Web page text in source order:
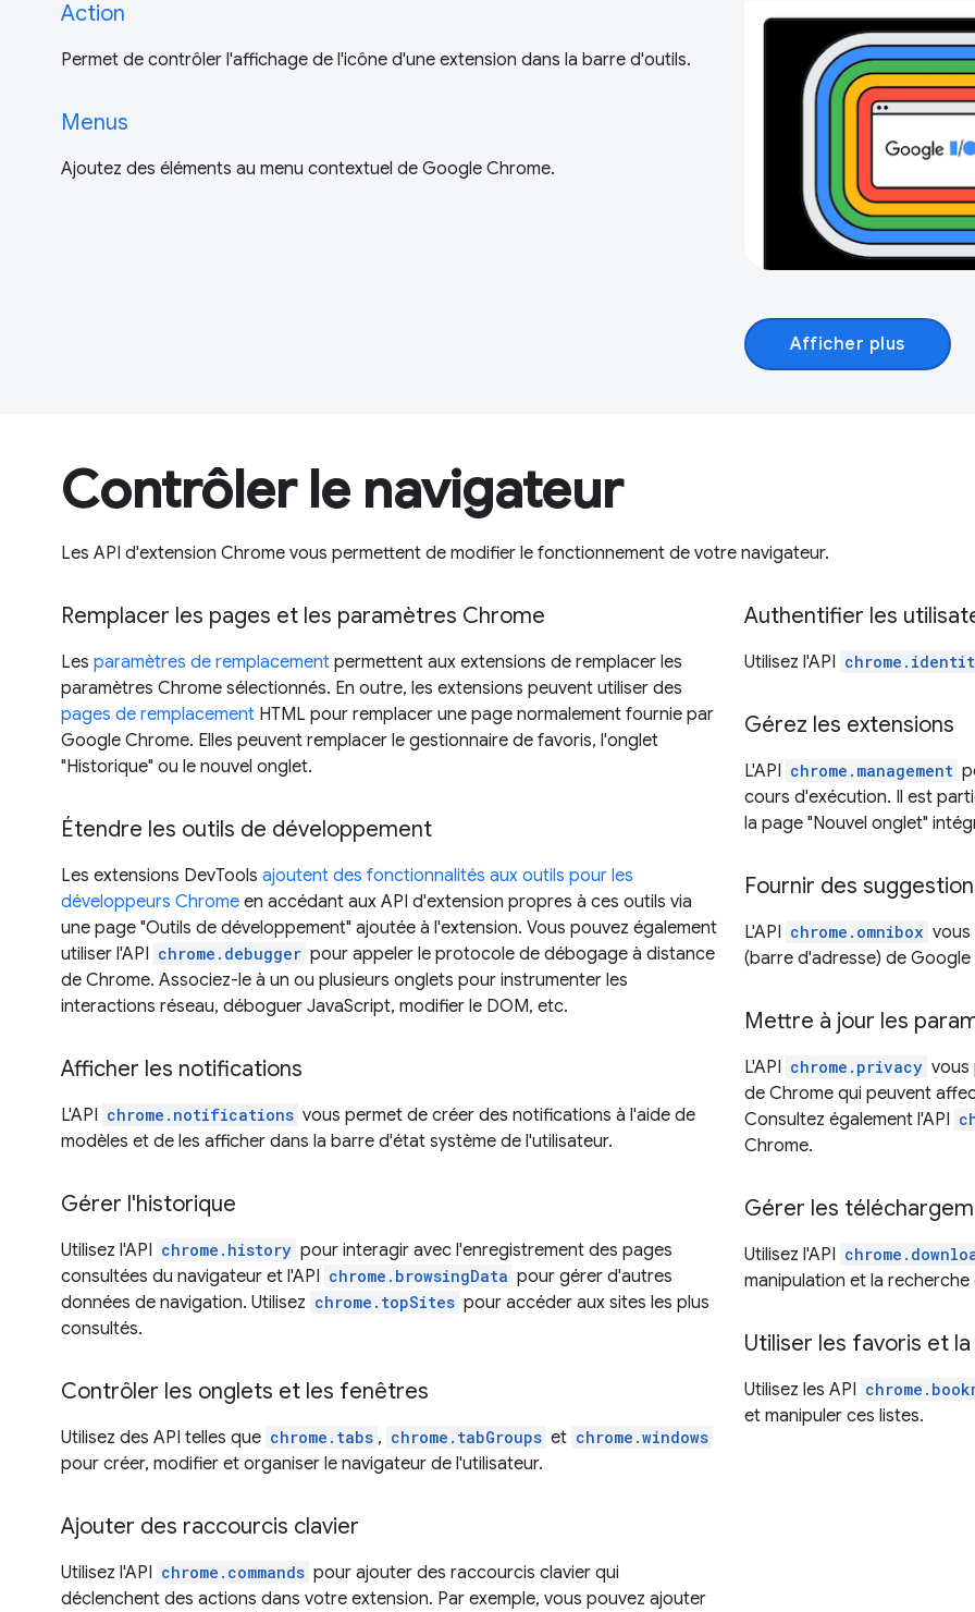
Action
Permet de contrôler l'affichage de l'icône d'une extension dans la barre d'outils.
Menus
Ajoutez des éléments au menu contextuel de Google Chrome.
Afficher plus
Contrôler le navigateur
Les API d'extension Chrome vous permettent de modifier le fonctionnement de votre navigateur.
Remplacer les pages et les paramètres Chrome
Les paramètres de remplacement permettent aux extensions de remplacer les
paramètres Chrome sélectionnés. En outre, les extensions peuvent utiliser des
pages de remplacement HTML pour remplacer une page normalement fournie par
Google Chrome. Elles peuvent remplacer le gestionnaire de favoris, l'onglet
"Historique" ou le nouvel onglet.
Étendre les outils de développement
Les extensions DevTools ajoutent des fonctionnalités aux outils pour les
développeurs Chrome en accédant aux API d'extension propres à ces outils via
une page "Outils de développement" ajoutée à l'extension. Vous pouvez également
utiliser l'API chrome.debugger pour appeler le protocole de débogage à distance
de Chrome. Associez-le à un ou plusieurs onglets pour instrumenter les
interactions réseau, déboguer JavaScript, modifier le DOM, etc.
Afficher les notifications
L'API chrome.notifications vous permet de créer des notifications à l'aide de
modèles et de les afficher dans la barre d'état système de l'utilisateur.
Gérer l'historique
Utilisez l'API chrome.history pour interagir avec l'enregistrement des pages
consultées du navigateur et l'API chrome.browsingData pour gérer d'autres
données de navigation. Utilisez chrome.topSites pour accéder aux sites les plus
consultés.
Contrôler les onglets et les fenêtres
Utilisez des API telles que chrome.tabs , chrome.tabGroups et chrome.windows
pour créer, modifier et organiser le navigateur de l'utilisateur.
Ajouter des raccourcis clavier
Utilisez l'API chrome.commands pour ajouter des raccourcis clavier qui
déclenchent des actions dans votre extension. Par exemple, vous pouvez ajouter
Authentifier les
Utilisez l'API
Gérez les extensions
L'API chrome.management
cours d'exécution. Il est
la page "Nouvel onglet"
Fournir des
L'API chrome.omnibox vous
(barre d'adresse) de Google
Mettre à jour les
L'API chrome.privacy vous
de Chrome qui peuvent
Consultez également l'API
Chrome.
Gérer les
Utilisez l'API
manipulation et la
Utiliser les favoris et
Utilisez les API
et manipuler ces listes.